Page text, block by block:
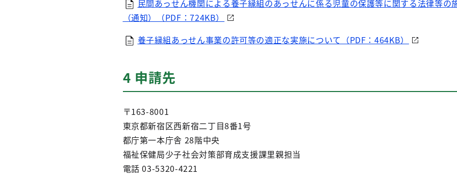
民間あっせん機関による養子縁組のあっせんに係る児童の保護等に関する法律等の
（通知）（PDF：724KB）
養子縁組あっせん事業の許可等の適正な実施について（PDF：464KB）
4 申請先
〒163-8001
東京都新宿区西新宿二丁目8番1号
都庁第一本庁舎 28階中央
福祉保健局少子社会対策部育成支援課里親担当
電話 03-5320-4221